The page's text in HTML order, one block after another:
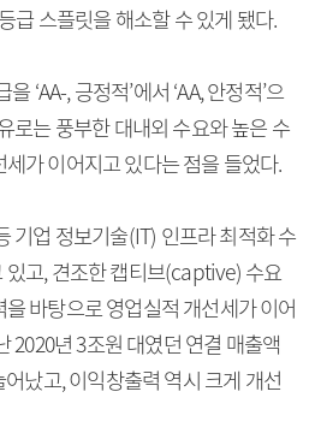
급 스플릿을 해소할 수 있게 됐다.
‘AA-, 긍정적’에서 ‘AA, 안정적’으
로는 풍부한 대내외 수요와 높은 수
가 이어지고 있다는 점을 들었다.
기업 정보기술(IT) 인프라 최적화 수
있고, 견조한 캡티브(captive) 수요
바탕으로 영업실적 개선세가 이어
2020년 3조원 대였던 연결 매출액
났고, 이익창출력 역시 크게 개선